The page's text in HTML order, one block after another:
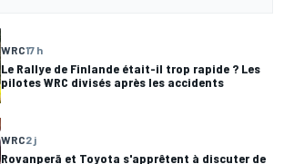
WRC17 h
Le Rallye de Finlande était-il trop rapide ? Les
pilotes WRC divisés après les accidents
WRC2 j
Rovanperä et Toyota s'apprêtent à discuter de